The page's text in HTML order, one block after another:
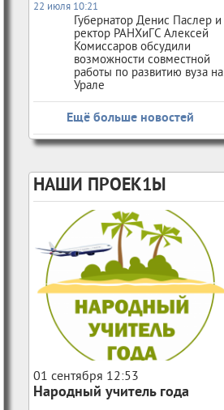
22 июля 10:21
Губернатор Денис Паслер и
ректор РАНХиГС Алексей
Комиссаров обсудили
возможности совместной
работы по развитию вуза на
Урале
Ещё больше новостей
НАШИ ПРОЕК1Ы
156 0
01 сентября 12:53
Народный учитель года